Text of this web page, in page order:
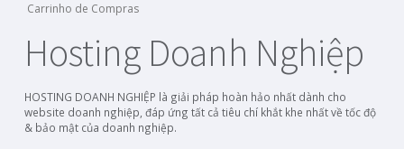
Carrinho de Compras
Hosting Doanh Nghiệp
HOSTING DOANH NGHIỆP là giải pháp hoàn hảo nhất dành cho
website doanh nghiệp, đáp ứng tất cả tiêu chí khắt khe nhất về tốc độ
& bảo mật của doanh nghiệp.